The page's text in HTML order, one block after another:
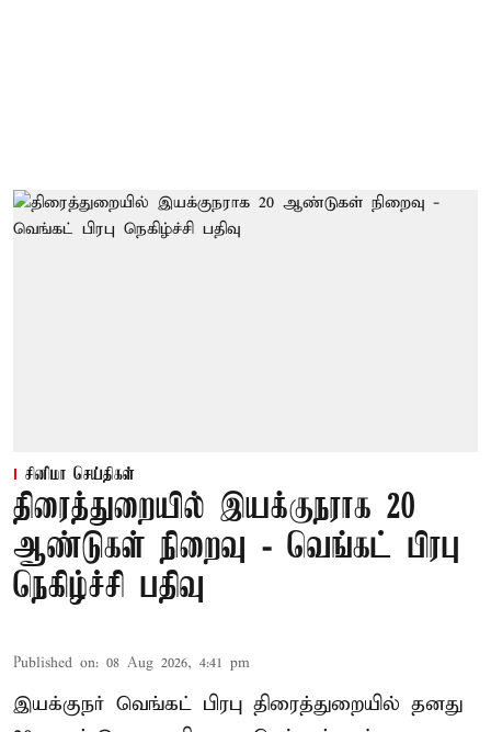
சினிமா செய்திகள்
திரைத்துறையில் இயக்குநராக 20
ஆண்டுகள் நிறைவு - வெங்கட் பிரபு
நெகிழ்ச்சி பதிவு
Published on: 08 Aug 2026, 4:41 pm
இயக்குநர் வெங்கட் பிரபு திரைத்துறையில் தனது